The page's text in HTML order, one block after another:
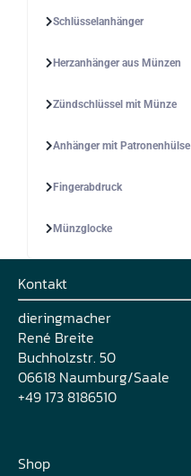
Schlüsselanhänger
Herzanhänger aus Münzen
Zündschlüssel mit Münze
Anhänger mit Patronenhülse
Fingerabdruck
Münzglocke
Kontakt
dieringmacher
René Breite
Buchholzstr. 50
06618 Naumburg/Saale
+49 173 8186510
Shop